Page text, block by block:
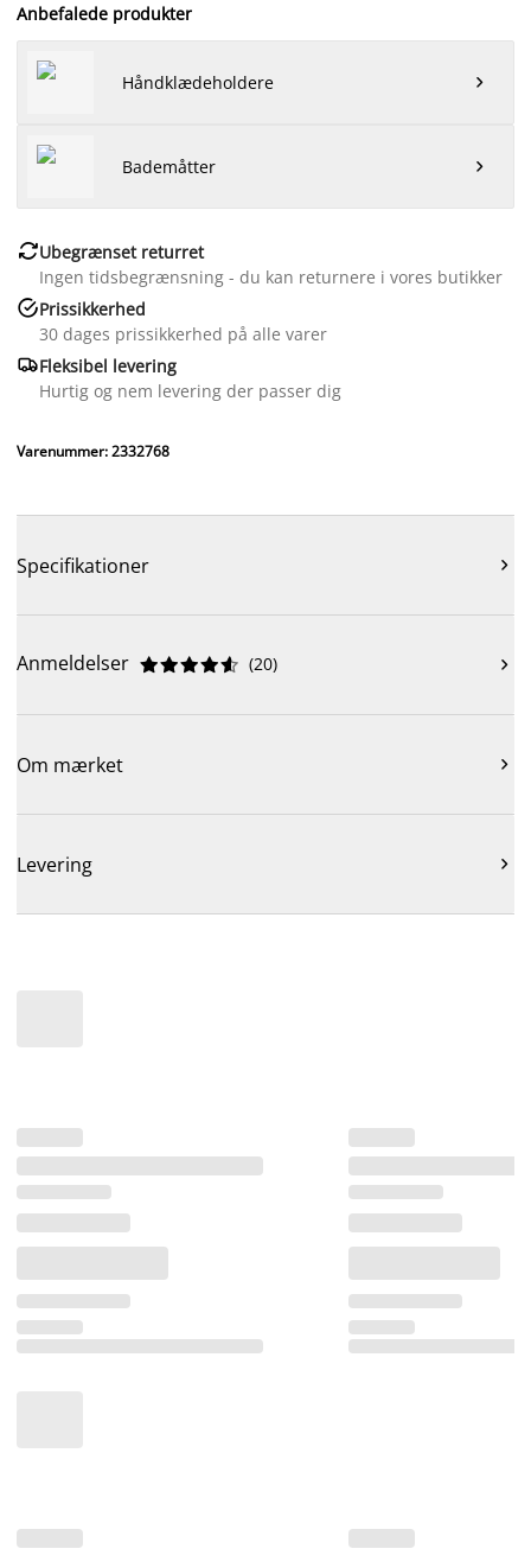
Anbefalede produkter
Håndklædeholdere 
Bademåtter 
Ubegrænset returret
Ingen tidsbegrænsning - du kan returnere i vores butikker
Prissikkerhed
30 dages prissikkerhed på alle varer
Fleksibel levering
Hurtig og nem levering der passer dig
Varenummer: 2332768
Specifikationer 
Anmeldelser 




 (20) 
Om mærket 
Levering 